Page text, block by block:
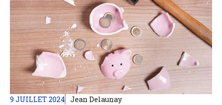
9 JUILLET 2024 Jean Delaunay